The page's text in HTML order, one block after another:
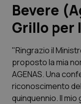
Governo e
Regioni e Asl
Lavoro e
Scienza e
Bevere
Grillo per
"Ringrazio il
proposto la mia
AGENAS. Una
riconoscimento
quinquennio. Il